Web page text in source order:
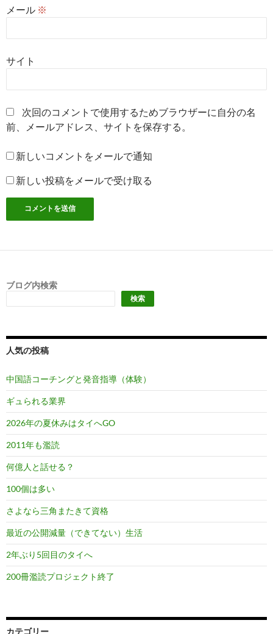
メール ※
サイト
次回のコメントで使用するためブラウザーに自分の名
前、メールアドレス、サイトを保存する。
新しいコメントをメールで通知
新しい投稿をメールで受け取る
ブログ内検索
検索
人気の投稿
中国語コーチングと発音指導（体験）
ギュられる業界
2026年の夏休みはタイへGO
2011年も濫読
何億人と話せる？
100個は多い
さよなら三角またきて資格
最近の公開減量（できてない）生活
2年ぶり5回目のタイへ
200冊濫読プロジェクト終了
カテゴリー